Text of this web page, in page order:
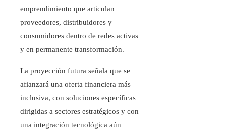
emprendimiento que articulan
proveedores, distribuidores y
consumidores dentro de redes activas
y en permanente transformación.
La proyección futura señala que se
afianzará una oferta financiera más
inclusiva, con soluciones específicas
dirigidas a sectores estratégicos y con
una integración tecnológica aún